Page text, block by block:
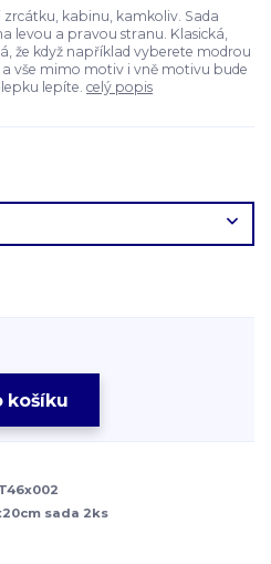
kabinu, kamkoliv. Sada
levou a pravou stranu. Klasická,
že když například vyberete modrou
vše mimo motiv i vně motivu bude
lepíte. celý popis
košíku
sada 2ks